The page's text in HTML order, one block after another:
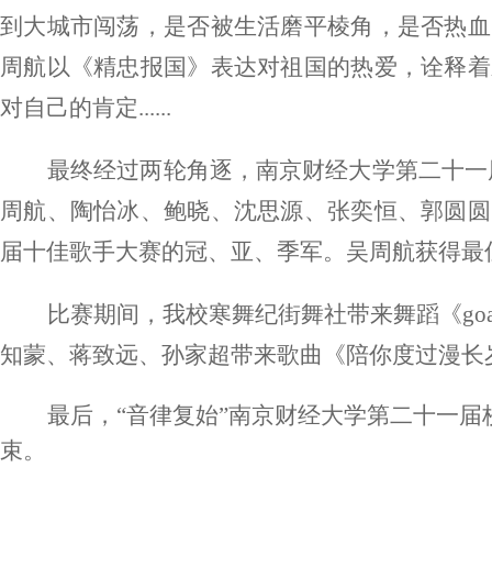
到大城市闯荡，是否被生活磨平棱角，是否热
周航以《精忠报国》表达对祖国的热爱，诠释
对自己的肯定......
最终经过两轮角逐，南京财经大学第二十
周航、陶怡冰、鲍晓、沈思源、张奕恒、郭圆
届十佳歌手大赛的冠、亚、季军。吴周航获得最
比赛期间，我校寒舞纪街舞社带来舞蹈《
知蒙、蒋致远、孙家超带来歌曲《陪你度过漫长
最后，“音律复始”南京财经大学第二十一
束。